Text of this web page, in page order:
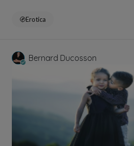
Erotica
Bernard Ducosson